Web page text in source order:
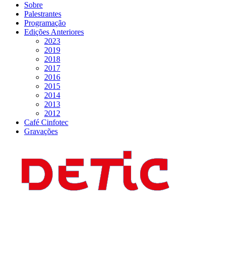
Sobre
Palestrantes
Programação
Edições Anteriores
2023
2019
2018
2017
2016
2015
2014
2013
2012
Café Cinfotec
Gravações